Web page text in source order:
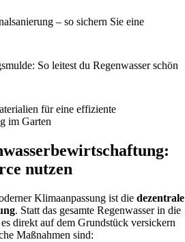
– so sichern Sie eine
So leitest du Regenwasser schön
für eine effiziente
im Garten
nutzen
Klimaanpassung ist die dezentrale
. Statt das gesamte Regenwasser in die
direkt auf dem Grundstück versickern
Maßnahmen sind: